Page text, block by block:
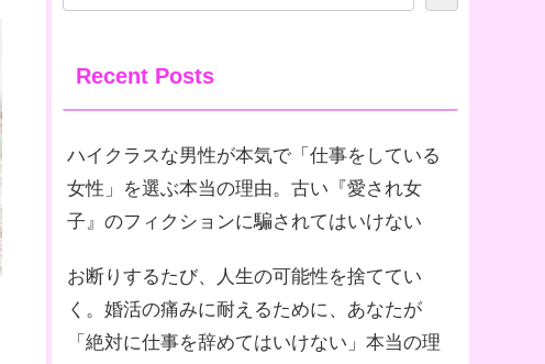
Recent Posts
ハイクラスな男性が本気で「仕事をしている
女性」を選ぶ本当の理由。古い『愛され女
子』のフィクションに騙されてはいけない
お断りするたび、人生の可能性を捨ててい
く。婚活の痛みに耐えるために、あなたが
「絶対に仕事を辞めてはいけない」本当の理